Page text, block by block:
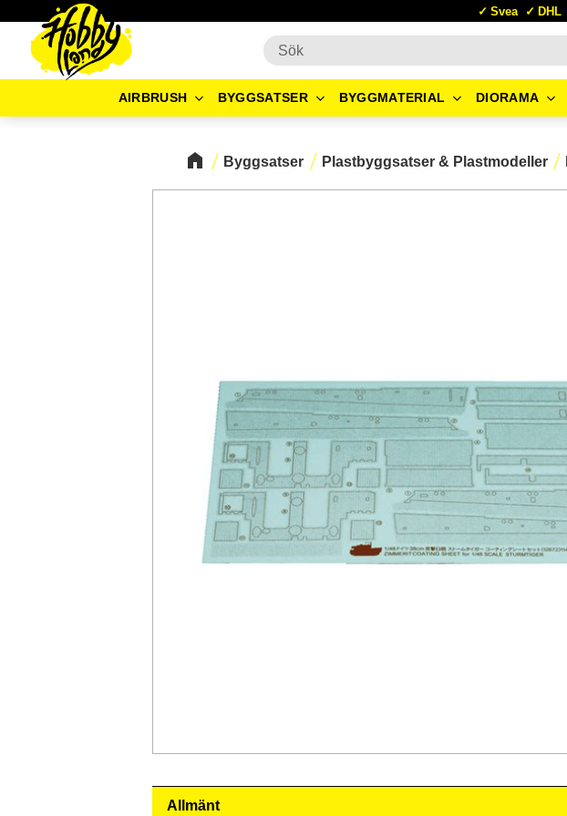
Svea DHL
AIRBRUSH BYGGSATSER BYGGMATERIAL DIORAMA
Byggsatser Plastbyggsatser & Plastmodeller
Allmänt